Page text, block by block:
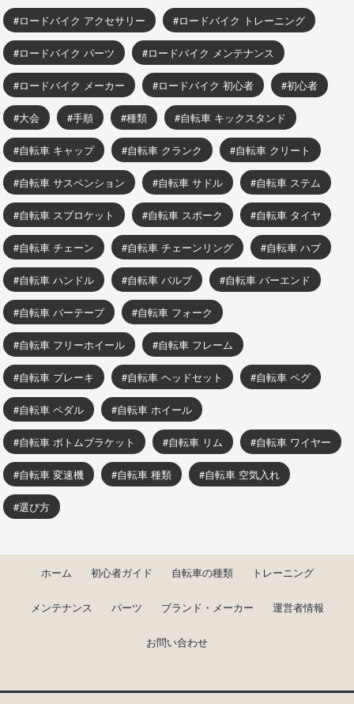
ロードバイク アクセサリー ロードバイク トレーニング
ロードバイク パーツ ロードバイク メンテナンス
ロードバイク メーカー ロードバイク 初心者 初心者
大会 手順 種類 自転車 キックスタンド
自転車 キャップ 自転車 クランク 自転車 クリート
自転車 サスペンション 自転車 サドル 自転車 ステム
自転車 スプロケット 自転車 スポーク 自転車 タイヤ
自転車 チェーン 自転車 チェーンリング 自転車 ハブ
自転車 ハンドル 自転車 バルブ 自転車 バーエンド
自転車 バーテープ 自転車 フォーク
自転車 フリーホイール 自転車 フレーム
自転車 ブレーキ 自転車 ヘッドセット 自転車 ペグ
自転車 ペダル 自転車 ホイール
自転車 ボトムブラケット 自転車 リム 自転車 ワイヤー
自転車 変速機 自転車 種類 自転車 空気入れ
選び方
ホーム 初心者ガイド 自転車の種類 トレーニング
メンテナンス パーツ ブランド・メーカー 運営者情報
お問い合わせ